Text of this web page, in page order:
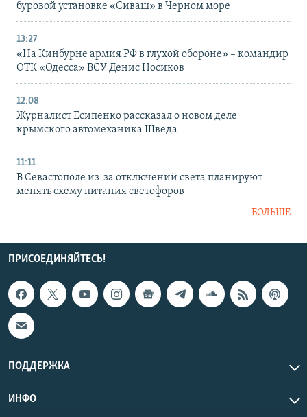
буровой установке «Сиваш» в Черном море
13:27
«На Кинбурне армия РФ в глухой обороне» – командир
ОТК «Одесса» ВСУ Денис Носиков
12:08
Журналист Есипенко рассказал о новом деле
крымского автомеханика Шведа
11:11
В Севастополе из-за отключений света планируют
менять схему питания светофоров
БОЛЬШЕ
ПРИСОЕДИНЯЙТЕСЬ!
ПОДДЕРЖКА
ИНФО